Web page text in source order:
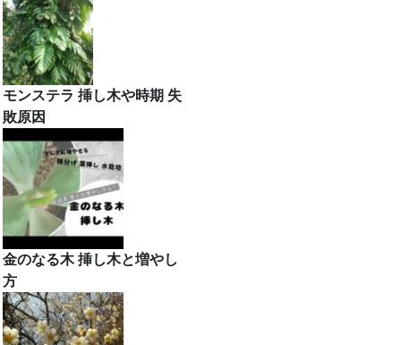
モンステラ 挿し木や時期 失
敗原因
金のなる木 挿し木と増やし
方